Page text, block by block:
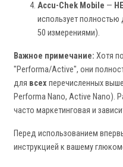
Accu-Chek Mobile —
использует полностью
50 измерениями).
Важное примечание: Хотя
"Performa/Active", они
для всех перечисленных
Performa Nano, Active Nano).
часто маркетинговая и
Перед использованием
инструкцией к вашему